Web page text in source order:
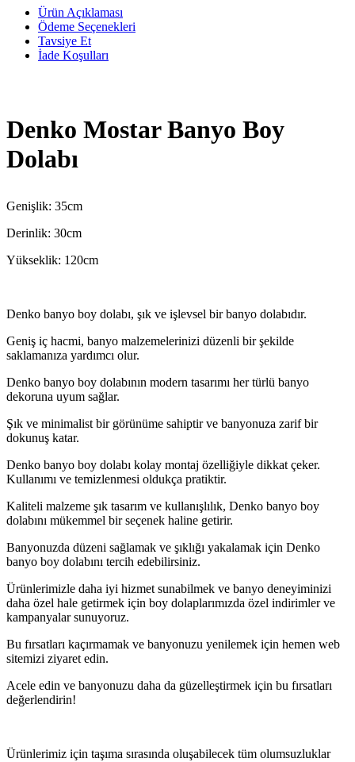
Ürün Açıklaması
Ödeme Seçenekleri
Tavsiye Et
İade Koşulları
Denko Mostar Banyo Boy
Dolabı
Genişlik: 35cm
Derinlik: 30cm
Yükseklik: 120cm
Denko banyo boy dolabı, şık ve işlevsel bir banyo dolabıdır.
Geniş iç hacmi, banyo malzemelerinizi düzenli bir şekilde
saklamanıza yardımcı olur.
Denko banyo boy dolabının modern tasarımı her türlü banyo
dekoruna uyum sağlar.
Şık ve minimalist bir görünüme sahiptir ve banyonuza zarif bir
dokunuş katar.
Denko banyo boy dolabı kolay montaj özelliğiyle dikkat çeker.
Kullanımı ve temizlenmesi oldukça pratiktir.
Kaliteli malzeme şık tasarım ve kullanışlılık, Denko banyo boy
dolabını mükemmel bir seçenek haline getirir.
Banyonuzda düzeni sağlamak ve şıklığı yakalamak için Denko
banyo boy dolabını tercih edebilirsiniz.
Ürünlerimizle daha iyi hizmet sunabilmek ve banyo deneyiminizi
daha özel hale getirmek için boy dolaplarımızda özel indirimler ve
kampanyalar sunuyoruz.
Bu fırsatları kaçırmamak ve banyonuzu yenilemek için hemen web
sitemizi ziyaret edin.
Acele edin ve banyonuzu daha da güzelleştirmek için bu fırsatları
değerlendirin!
Ürünlerimiz için taşıma sırasında oluşabilecek tüm olumsuzluklar